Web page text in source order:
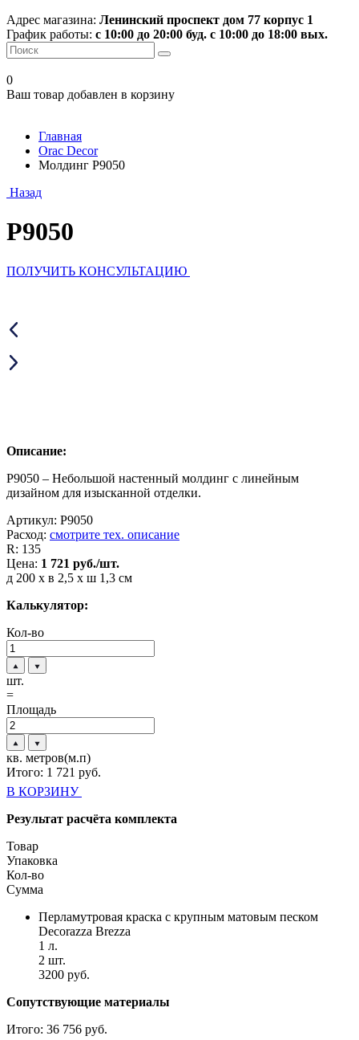
Адрес магазина: Ленинский проспект дом 77 корпус 1
График работы: с 10:00 до 20:00 буд. с 10:00 до 18:00 вых.
0
Ваш товар добавлен в корзину
Главная
Orac Decor
Молдинг P9050
Назад
P9050
ПОЛУЧИТЬ КОНСУЛЬТАЦИЮ
Описание:
P9050 – Небольшой настенный молдинг с линейным
дизайном для изысканной отделки.
Артикул: P9050
Расход: смотрите тех. описание
R: 135
Цена: 1 721 руб./шт.
д 200 x в 2,5 x ш 1,3 см
Калькулятор:
Кол-во
шт.
=
Площадь
кв. метров(м.п)
Итого: 1 721 руб.
В КОРЗИНУ
Результат расчёта комплекта
Товар
Упаковка
Кол-во
Сумма
Перламутровая краска с крупным матовым песком
Decorazza Brezza
1 л.
2 шт.
3200 руб.
Сопутствующие материалы
Итого: 36 756 руб.